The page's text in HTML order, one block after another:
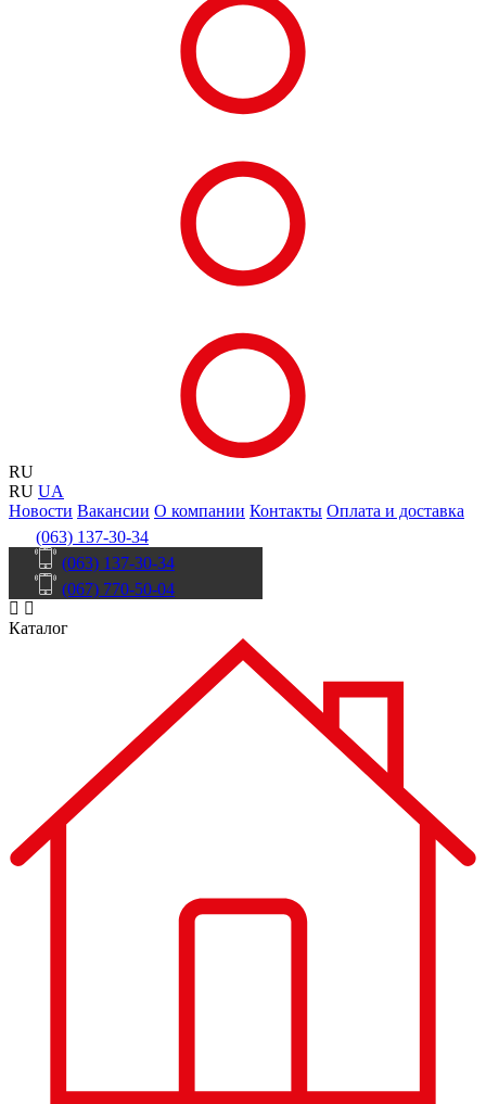
RU
RU UA
Новости Вакансии О компании Контакты Оплата и доставка
(063) 137-30-34
(063) 137-30-34
(067) 770-50-04
Каталог